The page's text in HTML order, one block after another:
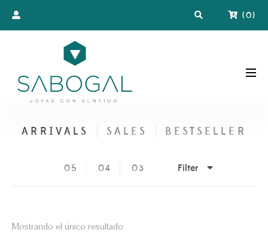
(0)
ARRIVALS SALES BESTSELLER
05 04 03 Filter
Mostrando el único resultado